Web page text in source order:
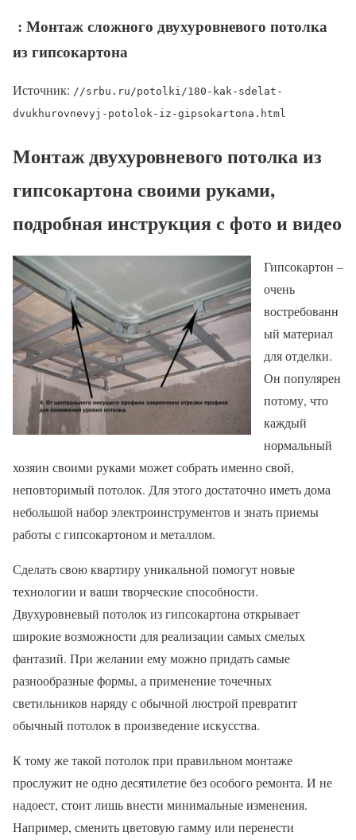
: Монтаж сложного двухуровневого потолка
из гипсокартона
Источник: //srbu.ru/potolki/180-kak-sdelat-
dvukhurovnevyj-potolok-iz-gipsokartona.html
Монтаж двухуровневого потолка из
гипсокартона своими руками,
подробная инструкция с фото и видео
Гипсокартон –
очень
востребованн
ый материал
для отделки.
Он популярен
потому, что
каждый
нормальный
хозяин своими руками может собрать именно свой,
неповторимый потолок. Для этого достаточно иметь дома
небольшой набор электроинструментов и знать приемы
работы с гипсокартоном и металлом.
Сделать свою квартиру уникальной помогут новые
технологии и ваши творческие способности.
Двухуровневый потолок из гипсокартона открывает
широкие возможности для реализации самых смелых
фантазий. При желании ему можно придать самые
разнообразные формы, а применение точечных
светильников наряду с обычной люстрой превратит
обычный потолок в произведение искусства.
К тому же такой потолок при правильном монтаже
прослужит не одно десятилетие без особого ремонта. И не
надоест, стоит лишь внести минимальные изменения.
Например, сменить цветовую гамму или перенести